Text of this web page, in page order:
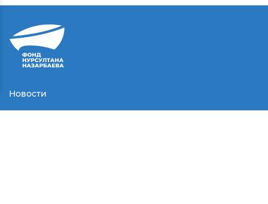
Новости